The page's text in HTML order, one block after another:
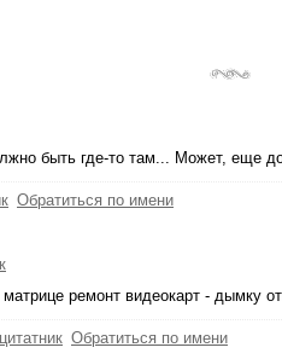
быть где-то там... Может, еще
Обратиться по имени
матрице ремонт видеокарт - дымку
Обратиться по имени